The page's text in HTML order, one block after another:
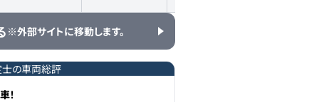
※外部サイトに移動します。
の車両総評
！